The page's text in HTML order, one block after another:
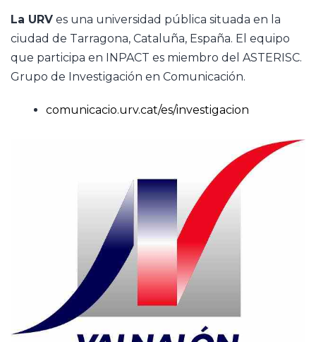
La URV es una universidad pública situada en la
ciudad de Tarragona, Cataluña, España. El equipo
que participa en INPACT es miembro del ASTERISC.
Grupo de Investigación en Comunicación.
comunicacio.urv.cat/es/investigacion